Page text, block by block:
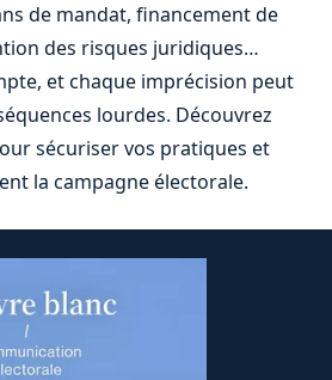
de mandat, financement de
des risques juridiques…
et chaque imprécision peut
lourdes. Découvrez
sécuriser vos pratiques et
la campagne électorale.